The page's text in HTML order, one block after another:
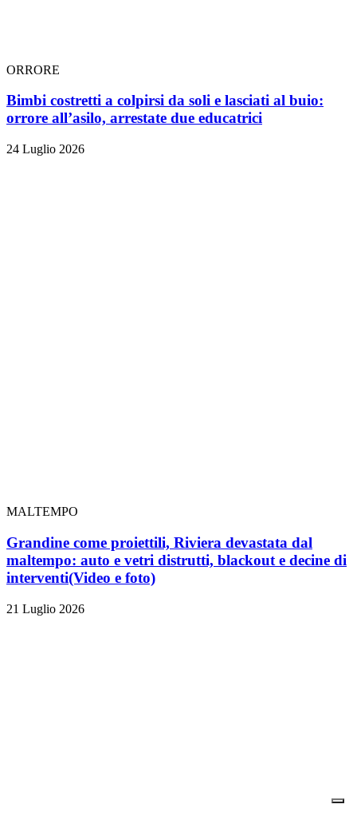
ORRORE
Bimbi costretti a colpirsi da soli e lasciati al buio:
orrore all’asilo, arrestate due educatrici
24 Luglio 2026
MALTEMPO
Grandine come proiettili, Riviera devastata dal
maltempo: auto e vetri distrutti, blackout e decine di
interventi(Video e foto)
21 Luglio 2026